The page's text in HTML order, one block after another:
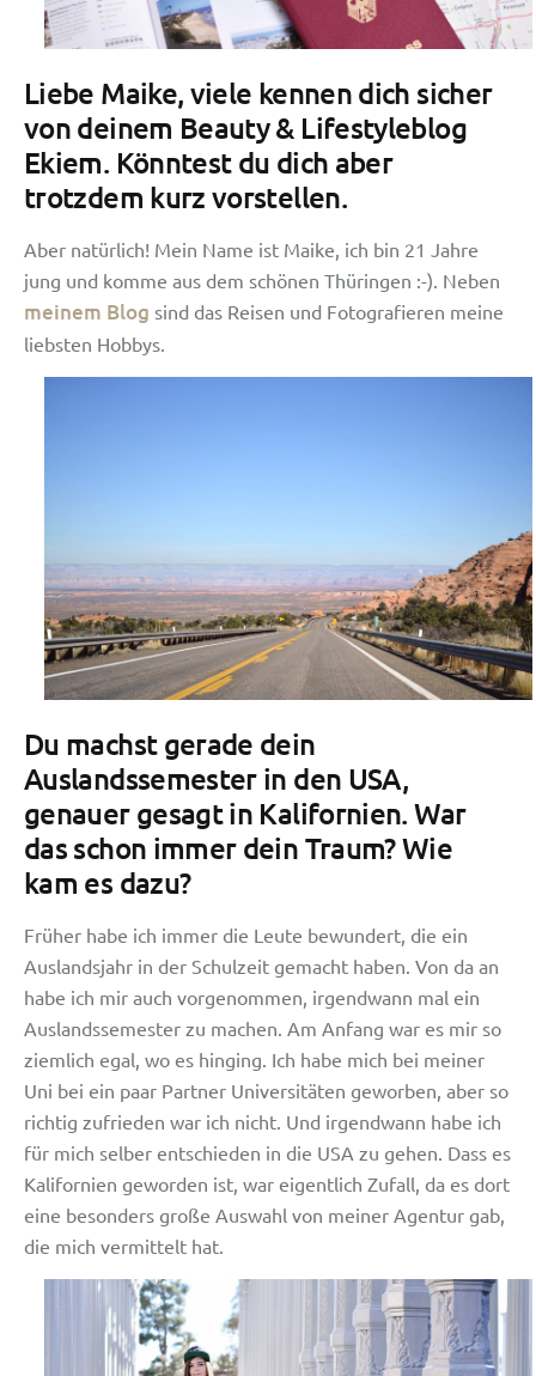
Liebe Maike, viele kennen dich sicher
von deinem Beauty & Lifestyleblog
Ekiem. Könntest du dich aber
trotzdem kurz vorstellen.
Aber natürlich! Mein Name ist Maike, ich bin 21 Jahre
jung und komme aus dem schönen Thüringen :-). Neben
meinem Blog sind das Reisen und Fotografieren meine
liebsten Hobbys.
Du machst gerade dein
Auslandssemester in den USA,
genauer gesagt in Kalifornien. War
das schon immer dein Traum? Wie
kam es dazu?
Früher habe ich immer die Leute bewundert, die ein
Auslandsjahr in der Schulzeit gemacht haben. Von da an
habe ich mir auch vorgenommen, irgendwann mal ein
Auslandssemester zu machen. Am Anfang war es mir so
ziemlich egal, wo es hinging. Ich habe mich bei meiner
Uni bei ein paar Partner Universitäten geworben, aber so
richtig zufrieden war ich nicht. Und irgendwann habe ich
für mich selber entschieden in die USA zu gehen. Dass es
Kalifornien geworden ist, war eigentlich Zufall, da es dort
eine besonders große Auswahl von meiner Agentur gab,
die mich vermittelt hat.